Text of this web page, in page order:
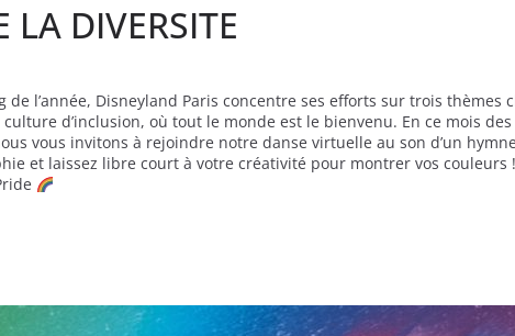
LA DIVERSITE
l’année, Disneyland Paris concentre ses efforts sur trois thèmes
culture d’inclusion, où tout le monde est le bienvenu. En ce mois
vous invitons à rejoindre notre danse virtuelle au son d’un
et laissez libre court à votre créativité pour montrer vos couleurs